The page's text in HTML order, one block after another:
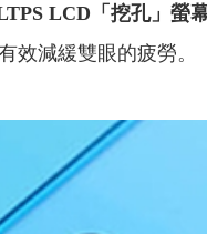
LCD「挖孔」螢
效減緩雙眼的疲勞。